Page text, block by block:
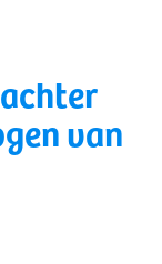
van